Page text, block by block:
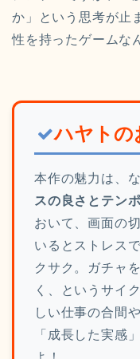
か」という思考が止
性を持ったゲームな
ハヤトの
本作の魅力は、
スの良さとテンポ
おいて、画面の
いるとストレス
クサク。ガチャ
く、というサイ
しい仕事の合間
「成長した実感